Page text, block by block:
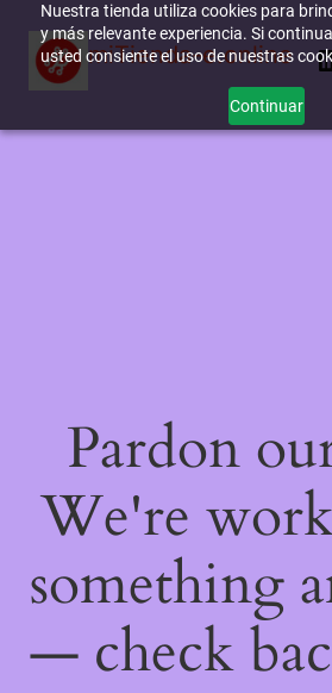
Nuestra tienda utiliza cookies para
y más relevante experiencia. Si
usted consiente el uso de nuestras
Continuar
miTienda-e.online
Pardon
We're
something
— check